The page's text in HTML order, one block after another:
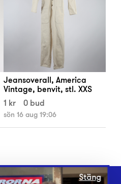
Jeansoverall, America
Vintage, benvit, stl. XXS
1 kr
0 bud
sön 16 aug 19:06
Stäng